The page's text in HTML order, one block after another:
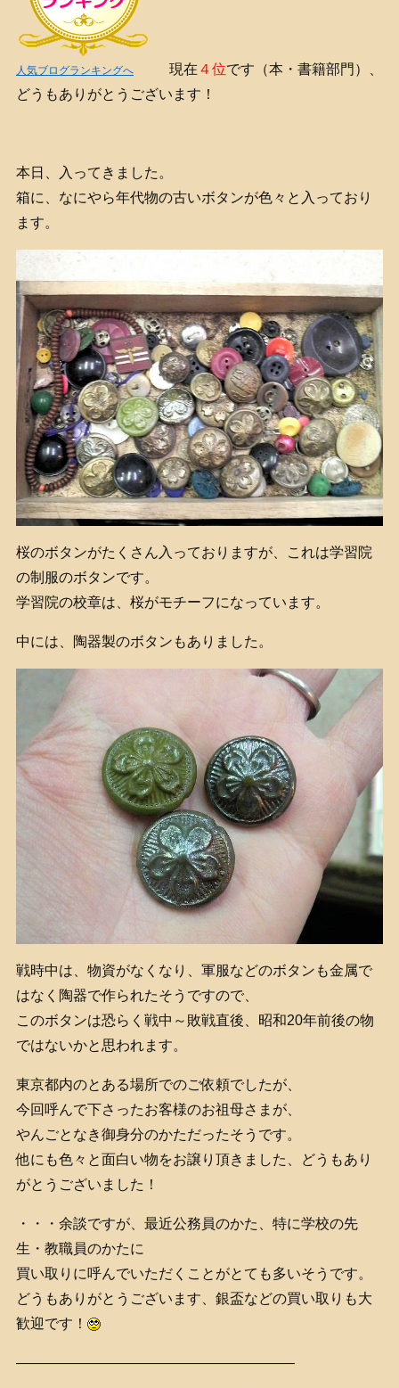
人気ブログランキングへ現在 ４位です（本・書籍部門）、
どうもありがとうございます！
本日、入ってきました。
箱に、なにやら年代物の古いボタンが色々と入っており
ます。
桜のボタンがたくさん入っておりますが、これは学習院
の制服のボタンです。
学習院の校章は、桜がモチーフになっています。
中には、陶器製のボタンもありました。
戦時中は、物資がなくなり、軍服などのボタンも金属で
はなく陶器で作られたそうですので、
このボタンは恐らく戦中～敗戦直後、昭和20年前後の物
ではないかと思われます。
東京都内のとある場所でのご依頼でしたが、
今回呼んで下さったお客様のお祖母さまが、
やんごとなき御身分のかただったそうです。
他にも色々と面白い物をお譲り頂きました、どうもあり
がとうございました！
・・・余談ですが、最近公務員のかた、特に学校の先
生・教職員のかたに
買い取りに呼んでいただくことがとても多いそうです。
どうもありがとうございます、銀盃などの買い取りも大
歓迎です！
———————————————————–